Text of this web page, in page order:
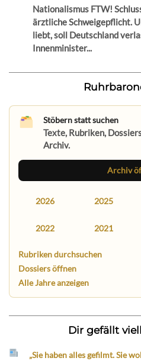
Nationalismus FTW!
ärztliche Schweigepflicht.
liebt, soll Deutschland
Innenminister...
Stöbern statt suchen
Texte, Rubriken,
Archiv.
Archiv
2026 2025
2022 2021
Rubriken durchsuchen
Dossiers öffnen
Alle Jahre anzeigen
Dir gefällt
„Sie haben alles gefilmt. Sie